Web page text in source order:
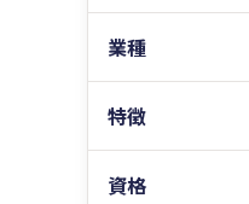
業種
特徴
資格